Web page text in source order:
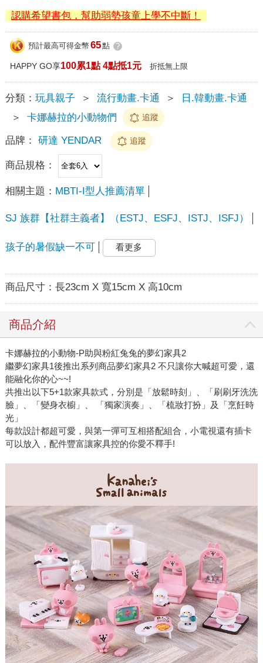
認購希望書包，幫助弱勢孩童上學不中斷！
預計最高可得金幣 65點 ?
HAPPY GO享100累1點 4點抵1元 折抵無上限
分類： 玩具親子 ＞ 流行動畫.卡通 ＞
日.韓動畫.卡通
＞
卡娜赫拉的小動物們 追蹤
品牌： 研達 YENDAR 追蹤
商品規格：
相關主題： MBTI-I型人推薦清單
SJ 族群【社群主義者】（ESTJ、ESFJ、ISTJ、ISFJ）
孩子的暑假缺一不可 看更多
商品尺寸： 長23cm X 寬15cm X 高10cm
商品介紹
卡娜赫拉的小動物-P助與粉紅兔兔的夢幻家具2
繼夢幻家具1後推出系列商品夢幻家具2 不只讓你大喊超可愛，還
能融化你的心~~!
共推出以下5+1款家具款式，分別是「放鬆時刻」、「刷刷牙洗洗
臉」、「變身衣櫥」、 「獨家演奏」、「梳妝打扮」及「烹飪時
光」
每款設計都超可愛，與第一彈可互相搭配組合，小電視還有插卡
可以放入，配件豐富讓家具控的你愛不釋手!